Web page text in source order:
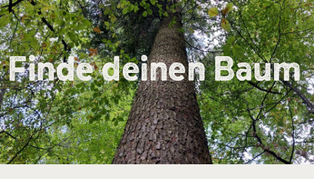
Finde deinen Baum